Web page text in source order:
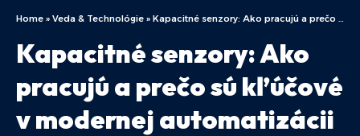
Home » Veda & Technológie » Kapacitné senzory: Ako pracujú a prečo sú kľúčové v modernej automatizácii
Kapacitné senzory: Ako
pracujú a prečo sú kľúčové
v modernej automatizácii